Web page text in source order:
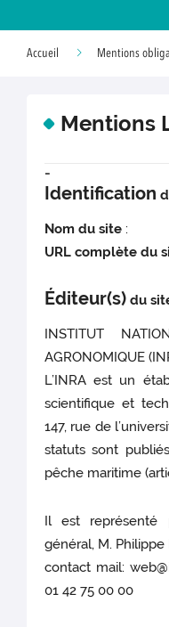
Accueil Mentions
Mentions
-
Identification
Nom du site :
URL complète du
Éditeur(s) du
INSTITUT
AGRONOMIQUE
L’INRA est un
scientifique et
147, rue de
statuts sont
pêche maritime
Il est représenté
général, M. Philippe
contact mail:
01 42 75 00 00